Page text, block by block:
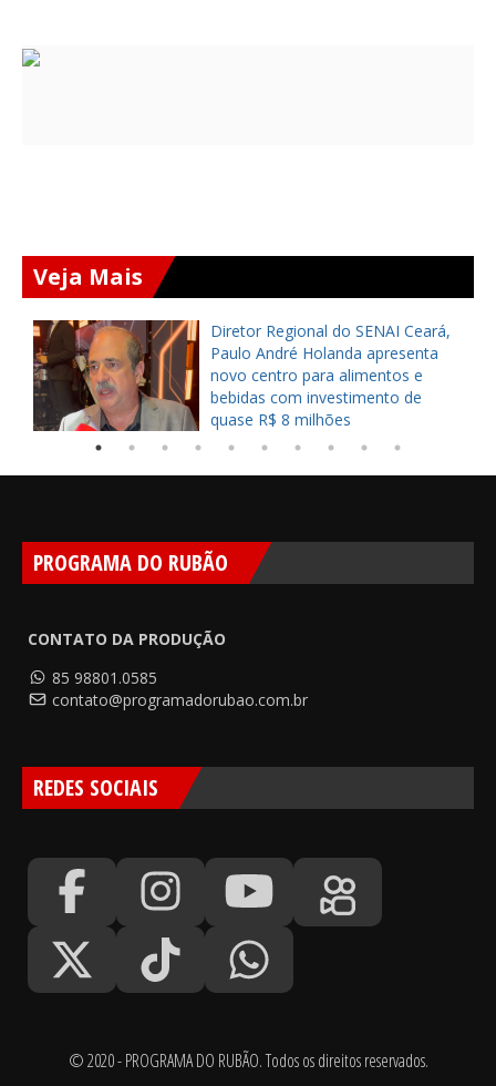
Veja Mais
Diretor Regional do SENAI Ceará,
Paulo André Holanda apresenta
novo centro para alimentos e
bebidas com investimento de
quase R$ 8 milhões
PROGRAMA DO RUBÃO
CONTATO DA PRODUÇÃO
85 98801.0585
contato@programadorubao.com.br
REDES SOCIAIS
© 2020 - PROGRAMA DO RUBÃO. Todos os direitos reservados.